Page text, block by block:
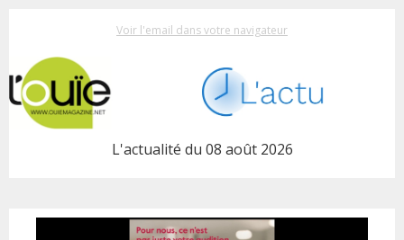
Voir l'email dans votre navigateur
L'actualité du 08 août 2026